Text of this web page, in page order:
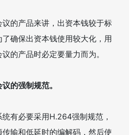
的产品来讲，出资本钱较于标
确保出资本钱使用较大化，用
的产品时必定要量力而为。
的强制规范。
必要采用H.264强制规范，
输和低延时的编解码，然后使